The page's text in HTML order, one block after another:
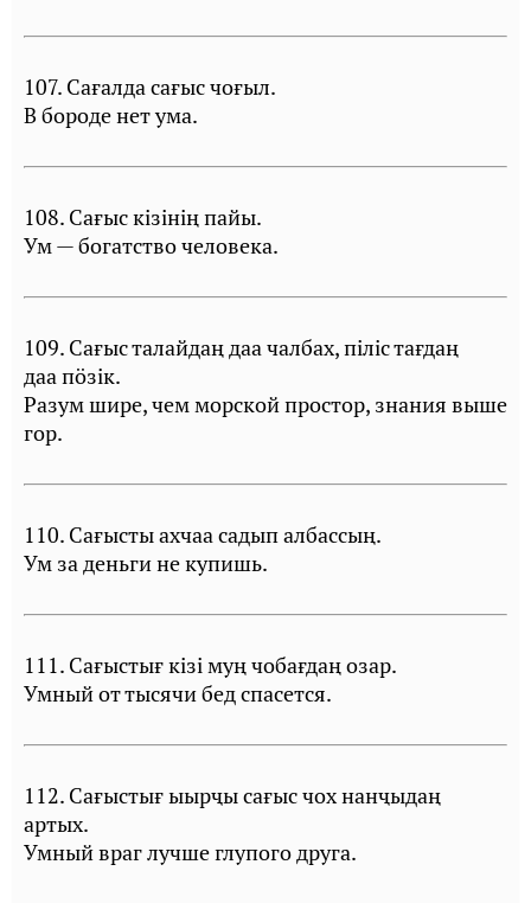
107. Сағалда сағыс чоғыл.
В бороде нет ума.
108. Сағыс кiзiнiң пайы.
Ум — богатство человека.
109. Сағыс талайдаң даа чалбах, пiлiс тағдаң
даа пöзiк.
Разум шире, чем морской простор, знания выше
гор.
110. Сағысты ахчаа садып албассың.
Ум за деньги не купишь.
111. Сағыстығ кiзi муң чобағдаң озар.
Умный от тысячи бед спасется.
112. Сағыстығ ыырҷы сағыс чох нанҷыдаң
артых.
Умный враг лучше глупого друга.